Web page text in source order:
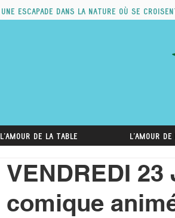
Une escapade dans la nature où se
L'amour de la table L'amour
VENDREDI
comique